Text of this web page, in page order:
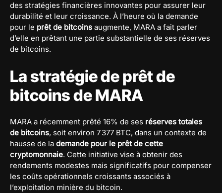
des stratégies financières innovantes pour assurer leur
durabilité et leur croissance. À l’heure où la demande
pour le prêt de bitcoins augmente, MARA a fait parler
d’elle en prêtant une partie substantielle de ses réserves
de bitcoins.
La stratégie de prêt de
bitcoins de MARA
MARA a récemment prêté 16% de ses réserves totales
de bitcoins, soit environ 7 377 BTC, dans un contexte de
hausse de la demande pour le prêt de cette
cryptomonnaie. Cette initiative vise à obtenir des
rendements modestes mais significatifs pour compenser
les coûts opérationnels croissants associés à
l’exploitation minière du bitcoin.